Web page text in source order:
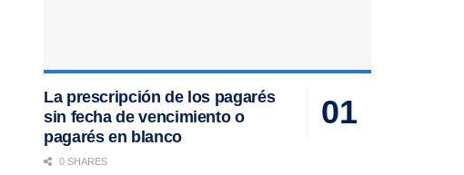
La prescripción de los pagarés
sin fecha de vencimiento o
pagarés en blanco
0 SHARES